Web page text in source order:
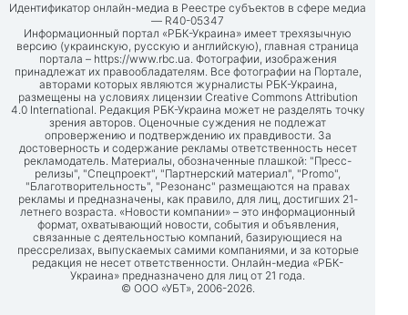
Идентификатор онлайн-медиа в Реестре субъектов в сфере медиа
— R40-05347
Информационный портал «РБК-Украина» имеет трехязычную
версию (украинскую, русскую и английскую), главная страница
портала – https://www.rbc.ua. Фотографии, изображения
принадлежат их правообладателям. Все фотографии на Портале,
авторами которых являются журналисты РБК-Украина,
размещены на условиях лицензии Creative Commons Attribution
4.0 International. Редакция РБК-Украина может не разделять точку
зрения авторов. Оценочные суждения не подлежат
опровержению и подтверждению их правдивости. За
достоверность и содержание рекламы ответственность несет
рекламодатель. Материалы, обозначенные плашкой: "Пресс-
релизы", "Спецпроект", "Партнерский материал", "Promo",
"Благотворительность", "Резонанс" размещаются на правах
рекламы и предназначены, как правило, для лиц, достигших 21-
летнего возраста. «Новости компании» – это информационный
формат, охватывающий новости, события и объявления,
связанные с деятельностью компаний, базирующиеся на
прессрелизах, выпускаемых самими компаниями, и за которые
редакция не несет ответственности. Онлайн-медиа «РБК-
Украина» предназначено для лиц от 21 года.
© ООО «УБТ», 2006-2026.